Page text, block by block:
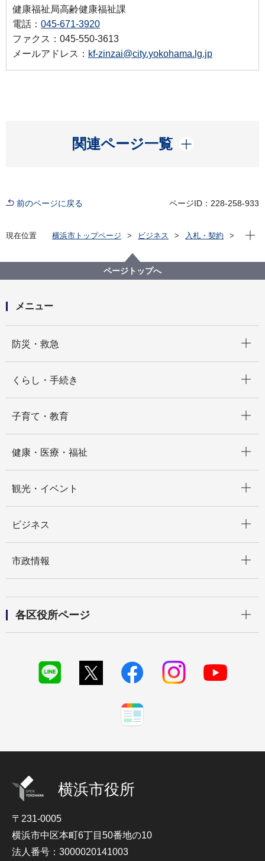
健康福祉局高齢健康福祉課
電話： 045-671-3920
ファクス：045-550-3613
メールアドレス： kf-zinzai@city.yokohama.lg.jp
関連ページ一覧
開く
前のページに戻る ページID：228-258-933
現在位置 横浜市トップページ ビジネス
入札・契約
【入札結果掲載】【公募型指名競争入札】外国人介護
人材交流会実施事業業務委託
現在
ページトップへ
メニュー
防災・救急
くらし・手続き
子育て・教育
健康・医療・福祉
観光・イベント
ビジネス
市政情報
各区役所ページ
横浜市役所
〒231-0005
横浜市中区本町6丁目50番地の10
法人番号：3000020141003